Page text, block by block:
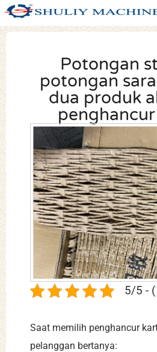
Potongan
potongan
dua produk
5/5 -
Saat memilih penghancur
pelanggan bertanya: